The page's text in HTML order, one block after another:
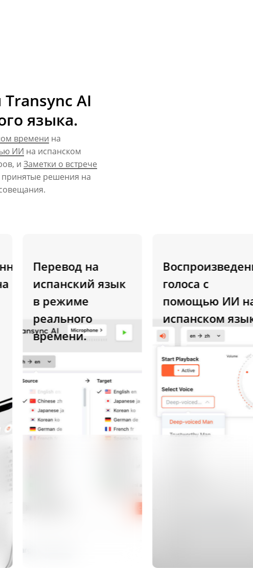
AI
языка.
времени на
ИИ на испанском
иЗаметки о встрече
принятые решения на
Перевод на
испанский язык
в режиме
реального
времени.
Воспроизведение
голоса с
помощью ИИ на
испанском языке